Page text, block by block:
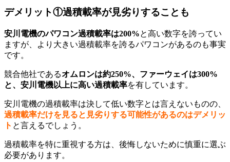
デメリット①過積載率が見劣りすることも
安川電機のパワコン過積載率は200%と高い数字を誇ってい
ますが、より大きい過積載率を誇るパワコンがあるのも事実
です。
競合他社であるオムロンは約250%、ファーウェイは300%
と、安川電機以上に高い過積載率を有しています。
安川電機の過積載率は決して低い数字とは言えないものの、
過積載率だけを見ると見劣りする可能性があるのはデメリッ
ト と言えるでしょう。
過積載率を特に重視する方は、後悔しないために慎重に選ぶ
必要があります。